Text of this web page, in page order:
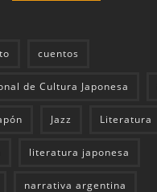
cuentos
de Cultura Japonesa
Jazz Literatura
literatura japonesa
narrativa argentina